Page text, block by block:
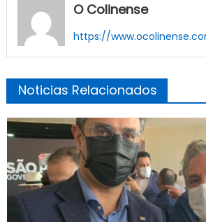
O Colinense
https://
Noticias Relacionados